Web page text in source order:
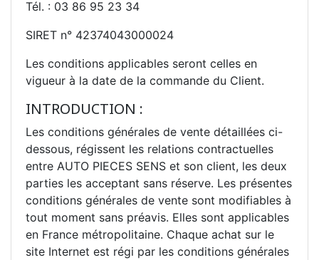
Tél. : 03 86 95 23 34
SIRET n° 42374043000024
Les conditions applicables seront celles en
vigueur à la date de la commande du Client.
INTRODUCTION :
Les conditions générales de vente détaillées ci-
dessous, régissent les relations contractuelles
entre AUTO PIECES SENS et son client, les deux
parties les acceptant sans réserve. Les présentes
conditions générales de vente sont modifiables à
tout moment sans préavis. Elles sont applicables
en France métropolitaine. Chaque achat sur le
site Internet est régi par les conditions générales